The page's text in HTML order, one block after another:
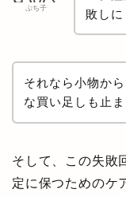
ぷち子
敗し
それなら小物か
な買い足しも止
そして、この失敗
定に保つためのケ